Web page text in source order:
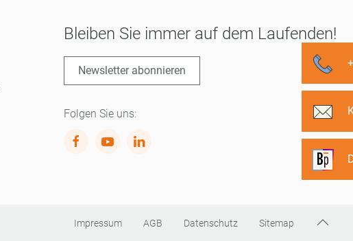
Bleiben Sie immer auf dem Laufenden!
Newsletter abonnieren
Folgen Sie uns:
Impressum AGB Datenschutz Sitemap